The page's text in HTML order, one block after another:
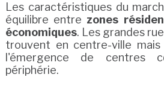
Les caractéristiques du
équilibre entre zones
économiques. Les grandes
trouvent en centre-ville mais
l'émergence de centres
périphérie.